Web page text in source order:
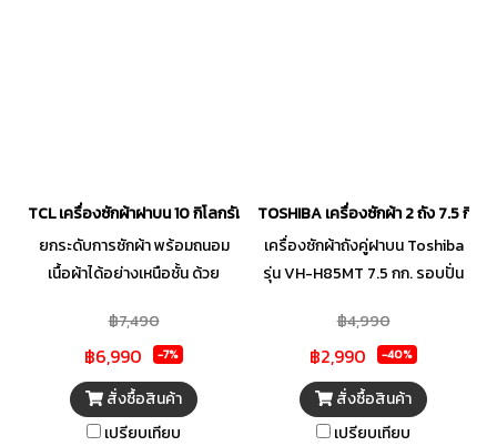
TCL เครื่องซักผ้าฝาบน 10 กิโลกรัม รุ่น F710TLW สีขาว
ยกระดับการซักผ้า พร้อมถนอม
เนื้อผ้าได้อย่างเหนือชั้น ด้วย
ช่วยดี ๆ ที่จะช่วยในการซักผ้าของ
คุณให้สะอาด รวดเร็วทันใจ พร้อม
การทำงานอย่างชาญฉลาด และ
ปลอดภัยต่อผู้ใช้งาน สามารถขจัด
คราบสกปรกได้อย่างง่ายดาย
฿7,490
฿6,990 -7%
สั่งซื้อสินค้า
เปรียบเทียบ
TOSHIBA เครื่องซักผ้า 2 ถัง 7.5 กิโ
เครื่องซักผ้าถังคู่ฝาบน Toshiba
รุ่น VH-H85MT 7.5 กก. รอบปั่น
โปร่งใส สามารถมองเห็นทุก
สถานะของการทำงานในตัวเครื่อง
ได้อย่างสะดวก ตัวถังทำจาก
โพลิเมอร์ที่มีคุณภาพสูง แข็งแรง
ทนทาน ไม่เป็นสนิม และ เกิดรอย
฿4,990
฿2,990 -40%
สั่งซื้อสินค้า
เปรียบเทียบ